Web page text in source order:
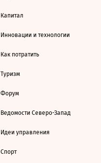
Капитал
Инновации и технологии
Как потратить
Туризм
Форум
Ведомости Северо-Запад
Идеи управления
Спорт